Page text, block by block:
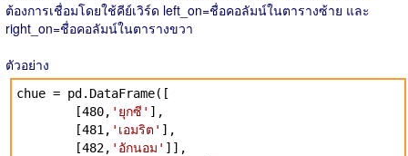
ต้องการเชื่อมโดยใช้คีย์เวิร์ด left_on=ชื่อคอลัมน์ในตารางซ้าย และ
right_on=ชื่อคอลัมน์ในตารางขวา
ตัวอย่าง
chue = pd.DataFrame([
[480, 'ยุกซี' ],
[481, 'เอมริต' ],
[482, 'อักนอม' ]],